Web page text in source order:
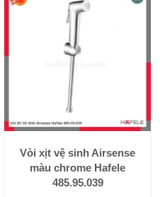
Vòi xịt vệ sinh Airsense
màu chrome Hafele
485.95.039